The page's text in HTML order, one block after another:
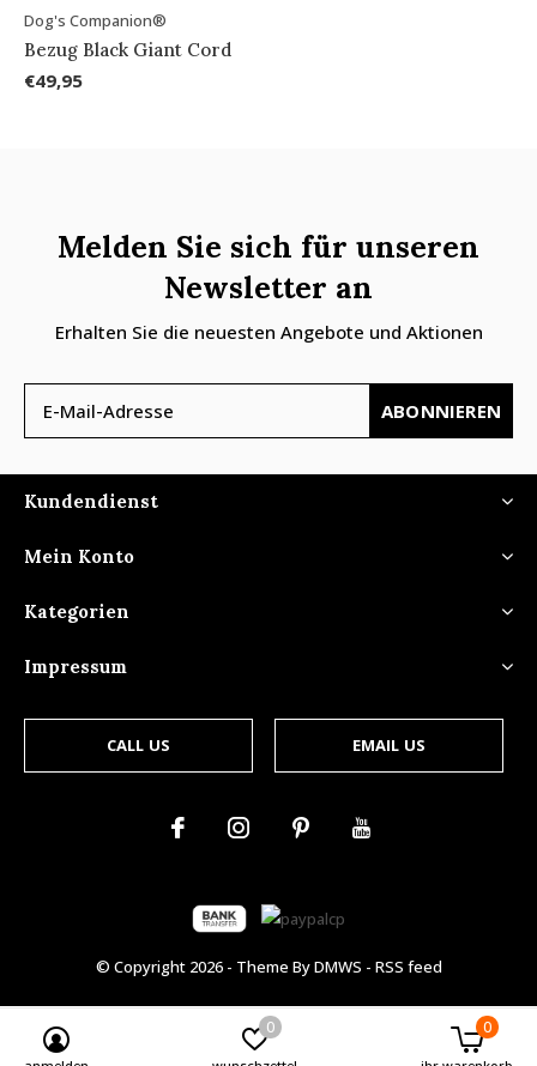
Dog's Companion®
Bezug Black Giant Cord
€49,95
Melden Sie sich für unseren
Newsletter an
Erhalten Sie die neuesten Angebote und Aktionen
ABONNIEREN
Kundendienst
Mein Konto
Kategorien
Impressum
CALL US EMAIL US
© Copyright 2026- Theme ByDMWS - RSS feed
0 0